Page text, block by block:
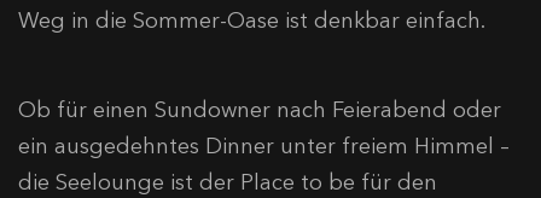
Weg in die Sommer-Oase ist denkbar einfach.
Ob für einen Sundowner nach Feierabend oder
ein ausgedehntes Dinner unter freiem Himmel –
die Seelounge ist der Place to be für den